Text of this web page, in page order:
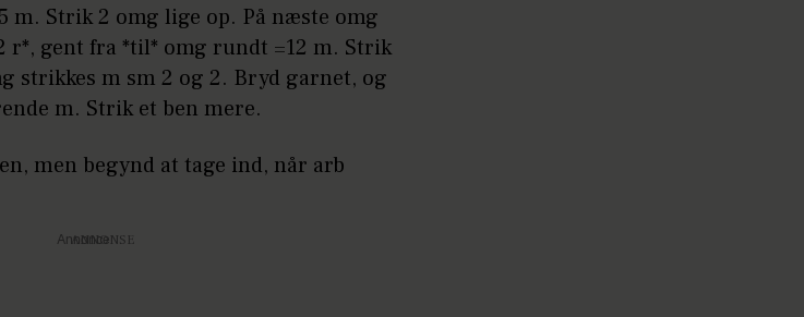
m. Strik 2 omg lige op. På næste omg
r*, gent fra *til* omg rundt =12 m. Strik
strikkes m sm 2 og 2. Bryd garnet, og
m. Strik et ben mere.
men begynd at tage ind, når arb
Annonce